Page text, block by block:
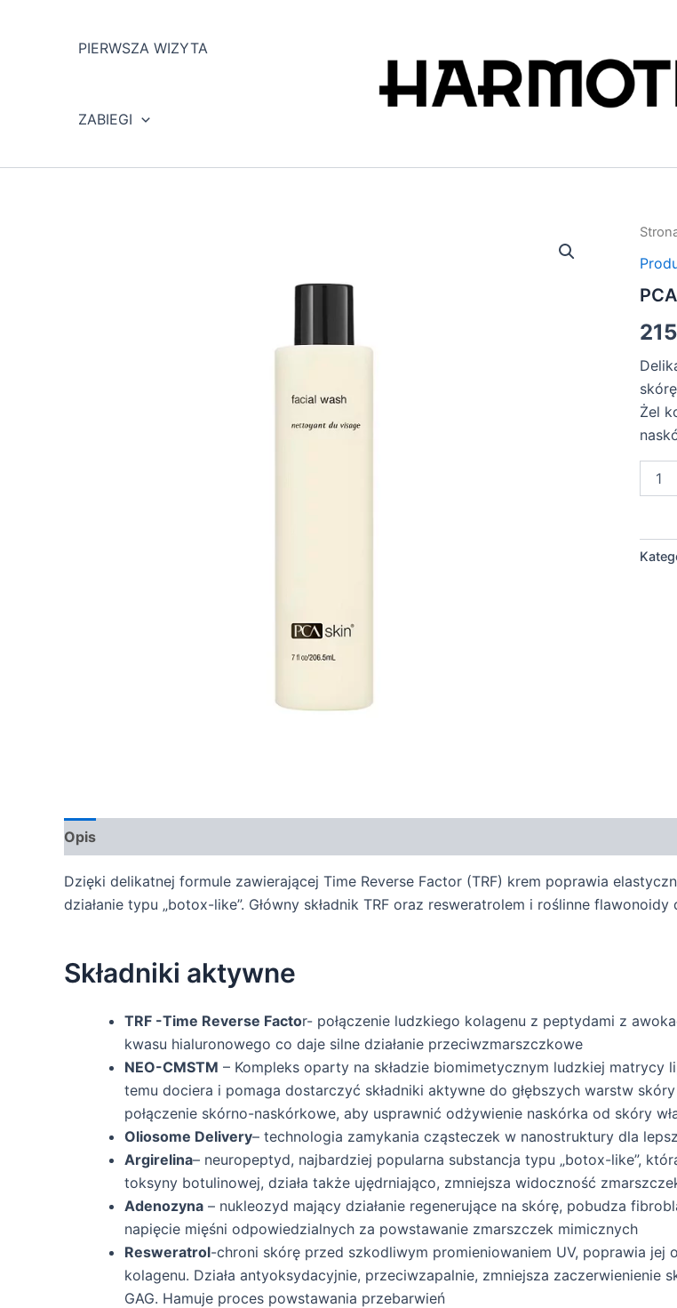
PIERWSZA WIZYTA
ZABIEGI
Żel
PCA
Facial
Wash
Opis
Dzięki delikatnej formule zawierającej Time Reverse Factor (TRF) krem poprawia
działanie typu „botox-like”. Główny składnik TRF oraz resweratrolem i roślinne
Składniki aktywne
TRF -Time Reverse Factor- połączenie ludzkiego kolagenu z peptydami z
kwasu hialuronowego co daje silne działanie przeciwzmarszczkowe
NEO-CMSTM – Kompleks oparty na składzie biomimetycznym ludzkiej
temu dociera i pomaga dostarczyć składniki aktywne do głębszych warstw
połączenie skórno-naskórkowe, aby usprawnić odżywienie naskórka od skóry
Oliosome Delivery– technologia zamykania cząsteczek w nanostruktury dla
Argirelina– neuropeptyd, najbardziej popularna substancja typu „botox-like”,
toksyny botulinowej, działa także ujędrniająco, zmniejsza widoczność
Adenozyna – nukleozyd mający działanie regenerujące na skórę, pobudza
napięcie mięśni odpowiedzialnych za powstawanie zmarszczek mimicznych
Resweratrol-chroni skórę przed szkodliwym promieniowaniem UV, poprawia jej
kolagenu. Działa antyoksydacyjnie, przeciwzapalnie, zmniejsza zaczerwienienie
GAG. Hamuje proces powstawania przebarwień